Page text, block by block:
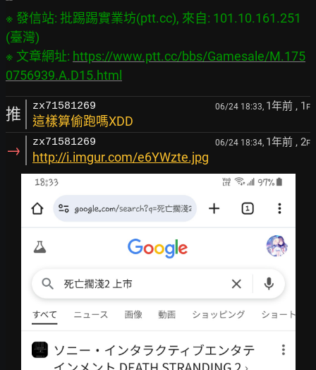
※ 發信站: 批踢踢實業坊(ptt.cc), 來自: 101.10.161.251
(臺灣)
※ 文章網址: https://www.ptt.cc/bbs/Gamesale/M.175
0756939.A.D15.html
推 zx71581269 06/24 18:33, 1年前 , 1 F
這樣算偷跑嗎XDD
→ zx71581269 06/24 18:34, 1年前 , 2F
http://i.imgur.com/e6YWzte.jpg